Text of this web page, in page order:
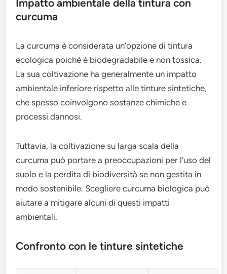
Impatto ambientale della tintura con
curcuma
La curcuma è considerata un’opzione di tintura
ecologica poiché è biodegradabile e non tossica.
La sua coltivazione ha generalmente un impatto
ambientale inferiore rispetto alle tinture sintetiche,
che spesso coinvolgono sostanze chimiche e
processi dannosi.
Tuttavia, la coltivazione su larga scala della
curcuma può portare a preoccupazioni per l’uso del
suolo e la perdita di biodiversità se non gestita in
modo sostenibile. Scegliere curcuma biologica può
aiutare a mitigare alcuni di questi impatti
ambientali.
Confronto con le tinture sintetiche